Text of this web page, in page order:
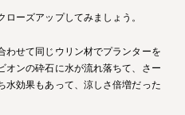
ーズアップしてみましょう。
わせて同じウリン材でプランターを
オンの砕石に水が流れ落ちて、さー
水効果もあって、涼しさ倍増だった